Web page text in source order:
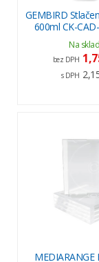
GEMBIRD
600ml CK-
Na
bez DPH
s DPH
MEDIARANGE